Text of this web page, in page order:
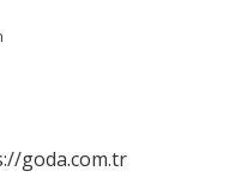
goda.com.tr